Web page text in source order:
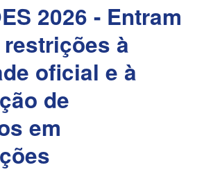
2026 - Entram
à
oficial e à
de
em